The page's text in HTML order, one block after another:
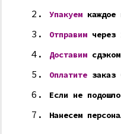
Упакуем каждое
Отправим через
Доставим
Оплатите заказ
Если не
Нанесем